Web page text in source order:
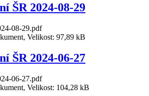
ŠR 2024-08-29
08-29.pdf
Velikost: 97,89 kB
ŠR 2024-06-27
06-27.pdf
Velikost: 104,28 kB